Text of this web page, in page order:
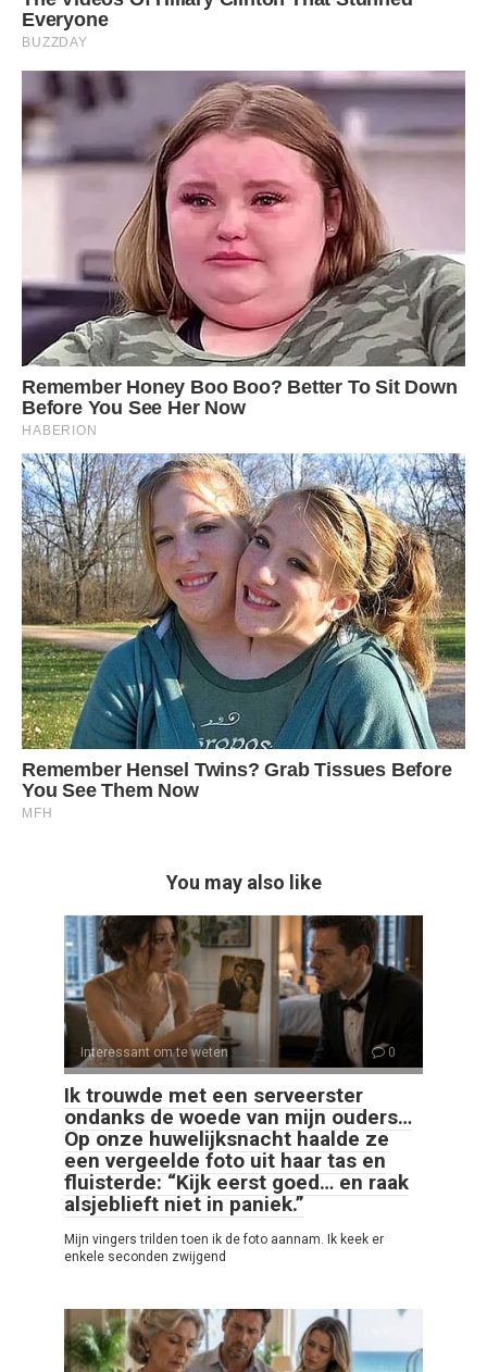
You may also like
Interessant om te weten 0
Ik trouwde met een serveerster
ondanks de woede van mijn ouders…
Op onze huwelijksnacht haalde ze
een vergeelde foto uit haar tas en
fluisterde: “Kijk eerst goed… en raak
alsjeblieft niet in paniek.”
Mijn vingers trilden toen ik de foto aannam. Ik keek er
enkele seconden zwijgend